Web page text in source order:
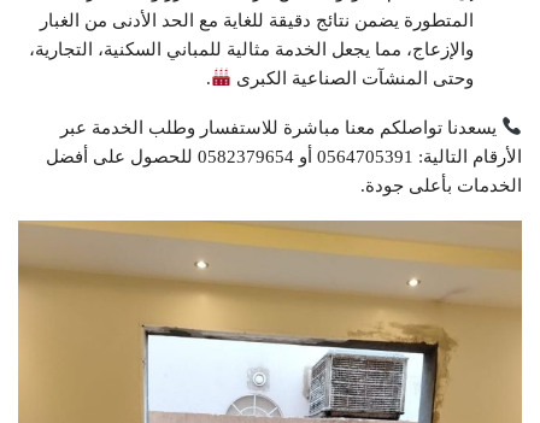
المتطورة يضمن نتائج دقيقة للغاية مع الحد الأدنى من الغبار
والإزعاج، مما يجعل الخدمة مثالية للمباني السكنية، التجارية،
وحتى المنشآت الصناعية الكبرى
.
يسعدنا تواصلكم معنا مباشرة للاستفسار وطلب الخدمة عبر
الأرقام التالية: 0564705391 أو 0582379654 للحصول على أفضل
الخدمات بأعلى جودة.